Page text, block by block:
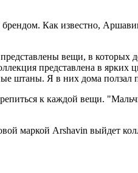
Как известно,
вещи, в которых
представлена в ярких
штаны. Я в них дома
к каждой вещи.
маркой Arshavin выйдет